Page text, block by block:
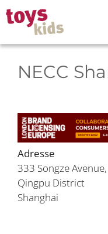
Zum
Inhalt
springen
NECC
Adresse
333 Songze Avenue,
Qingpu District
Shanghai